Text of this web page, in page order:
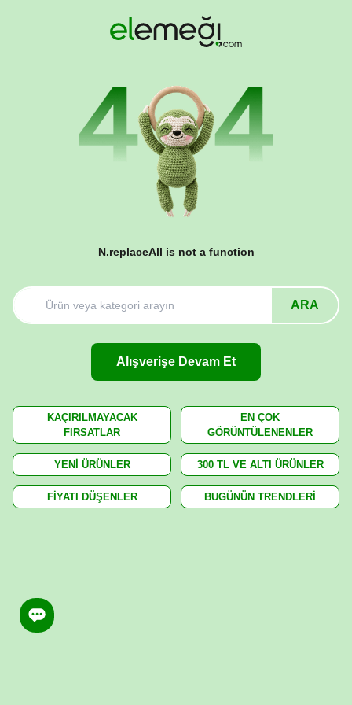
N.replaceAll is not a function
ARA
Alışverişe Devam Et
KAÇIRILMAYACAK
FIRSATLAR
EN ÇOK
GÖRÜNTÜLENENLER
YENİ ÜRÜNLER 300 TL VE ALTI ÜRÜNLER
FİYATI DÜŞENLER BUGÜNÜN TRENDLERİ